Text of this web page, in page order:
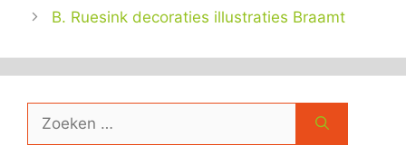
B. Ruesink decoraties illustraties Braamt
naar: